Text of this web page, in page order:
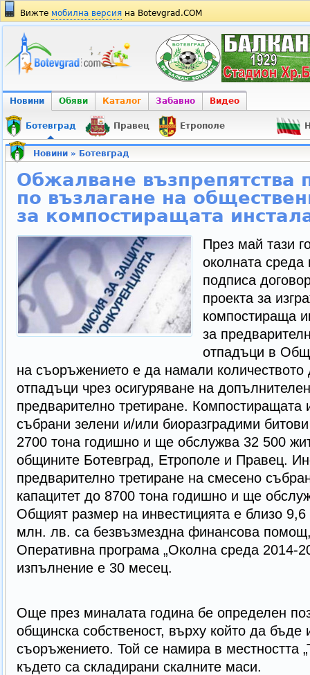
Вижте мобилна версия на Botevgrad.COM
Новини Обяви Каталог Забавно Видео
Ботевград Правец Етрополе
Новини» Ботевград
Обжалване възпрепятства
по възлагане на
за компостиращата
През май тази
околната
подписа
проекта за
компостираща
за
отпадъци в
на съоръжението е да намали количеството
отпадъци чрез осигуряване на
предварително третиране. Компостиращата
събрани зелени и/или биоразградими
2700 тона годишно и ще обслужва 32 500
общините Ботевград, Етрополе и Правец.
предварително третиране на смесено
капацитет до 8700 тона годишно и ще
Общият размер на инвестицията е близо
млн. лв. са безвъзмездна финансова
Оперативна програма „Околна среда 2014-
изпълнение е 30 месец.
Още през миналата година бе определен
общинска собственост, върху който да бъде
съоръжението. Той се намира в местността
където са складирани скалните маси.